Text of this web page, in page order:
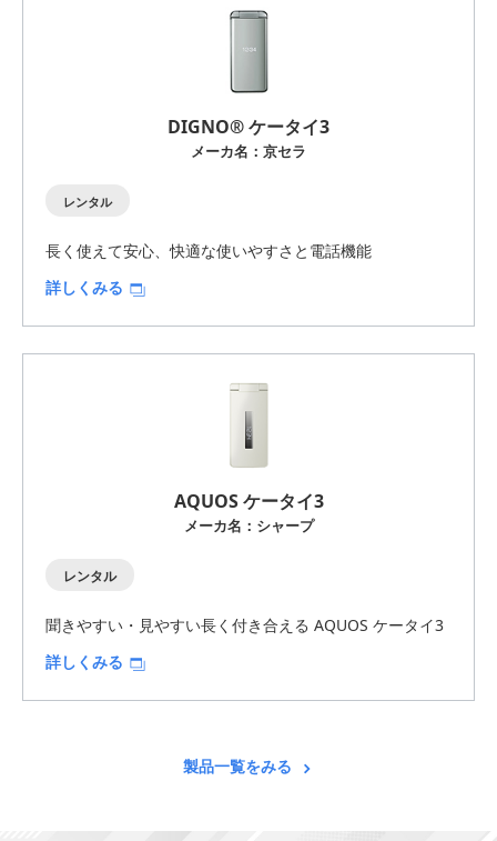
DIGNO® ケータイ3
メーカ名：京セラ
レンタル
長く使えて安心、快適な使いやすさと電話機能
詳しくみる
AQUOS ケータイ3
メーカ名：シャープ
レンタル
聞きやすい・見やすい長く付き合える AQUOS ケータイ3
詳しくみる
製品一覧をみる